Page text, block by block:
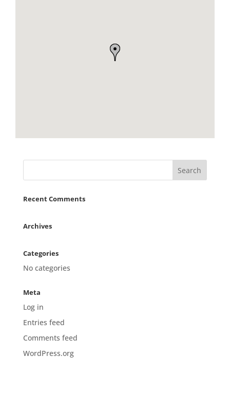
Recent Comments
Archives
Categories
No categories
Meta
Log in
Entries feed
Comments feed
WordPress.org